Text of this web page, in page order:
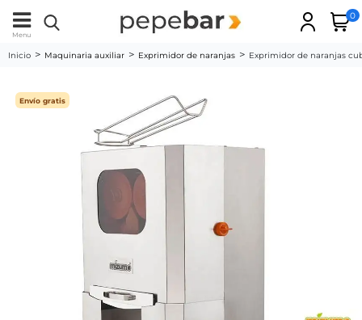
Menu
0
Inicio Maquinaria auxiliar Exprimidor de naranjas Exprimidor de naranjas
Envío gratis